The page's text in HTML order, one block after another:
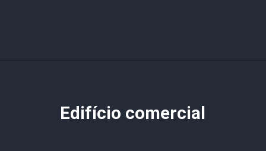
Edifício comercial